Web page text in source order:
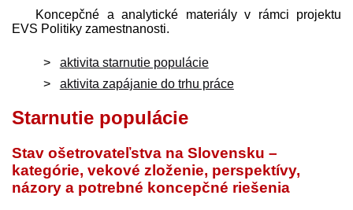
Koncepčné a analytické materiály v rámci projektu
EVS Politiky zamestnanosti.
aktivita starnutie populácie
aktivita zapájanie do trhu práce
Starnutie populácie
Stav ošetrovateľstva na Slovensku –
kategórie, vekové zloženie, perspektívy,
názory a potrebné koncepčné riešenia